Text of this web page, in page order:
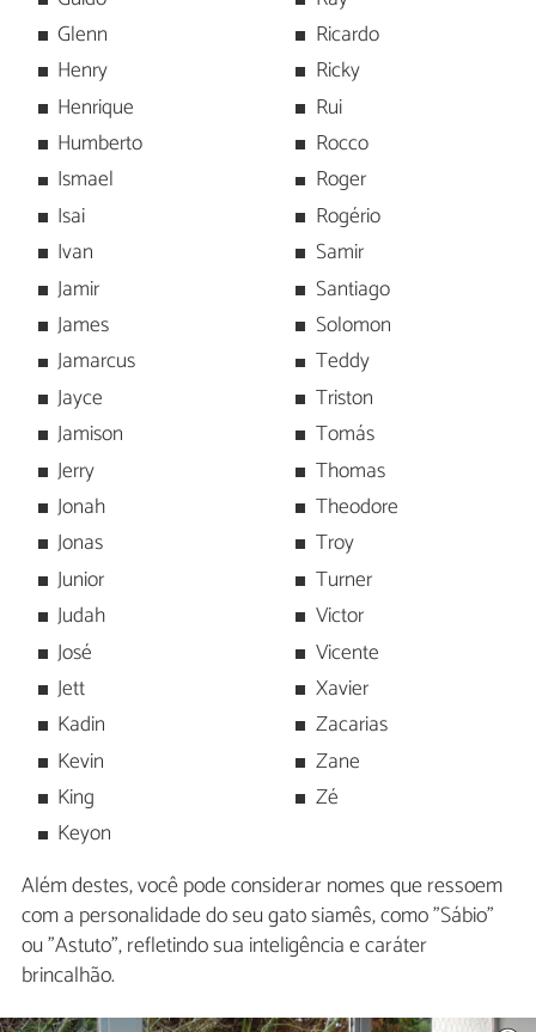
Glenn
Henry
Henrique
Humberto
Ismael
Isai
Ivan
Jamir
James
Jamarcus
Jayce
Jamison
Jerry
Jonah
Jonas
Junior
Judah
José
Jett
Kadin
Kevin
King
Keyon
Ricardo
Ricky
Rui
Rocco
Roger
Rogério
Samir
Santiago
Solomon
Teddy
Triston
Tomás
Thomas
Theodore
Troy
Turner
Victor
Vicente
Xavier
Zacarias
Zane
Zé
Além destes, você pode considerar nomes que ressoem
com a personalidade do seu gato siamês, como "Sábio"
ou "Astuto", refletindo sua inteligência e caráter
brincalhão.